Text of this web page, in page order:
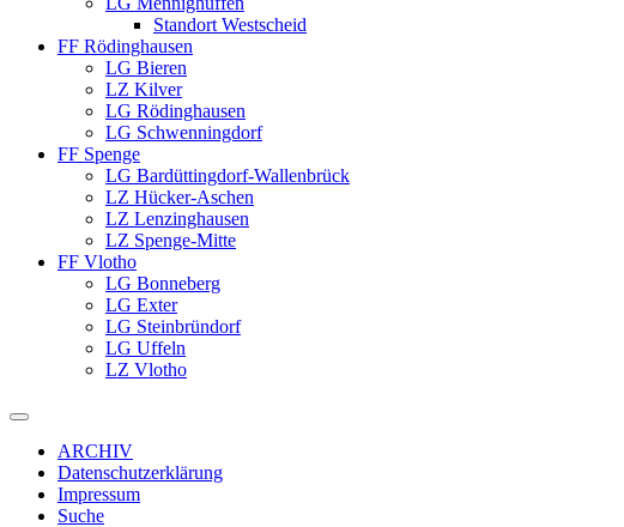
Standort Westscheid
FF Rödinghausen
LG Bieren
LZ Kilver
LG Rödinghausen
LG Schwenningdorf
FF Spenge
LG Bardüttingdorf-Wallenbrück
LZ Hücker-Aschen
LZ Lenzinghausen
LZ Spenge-Mitte
FF Vlotho
LG Bonneberg
LG Exter
LG Steinbründorf
LG Uffeln
LZ Vlotho
ARCHIV
Datenschutzerklärung
Impressum
Suche